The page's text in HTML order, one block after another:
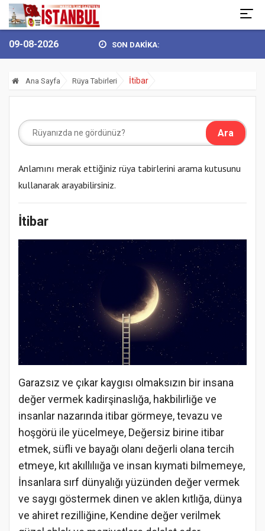
09-08-2026 SON DAKİKA:
Ana Sayfa Rüya Tabirleri İtibar
Anlamını merak ettiğiniz rüya tabirlerini arama kutusunu
kullanarak arayabilirsiniz.
İtibar
Garazsız ve çıkar kaygısı olmaksızın bir insana
değer vermek kadirşinaslığa, hakbilirliğe ve
insanlar nazarında itibar görmeye, tevazu ve
hoşgörü ile yücelmeye, Değersiz birine itibar
etmek, süfli ve bayağı olanı değerli olana tercih
etmeye, kıt akıllılıığa ve insan kıymati bilmemeye,
İnsanlara sırf dünyalığı yüzünden değer vermek
ve saygı göstermek dinen ve aklen kıtlığa, dünya
ve ahiret rezilliğine, Kendine değer verilmek